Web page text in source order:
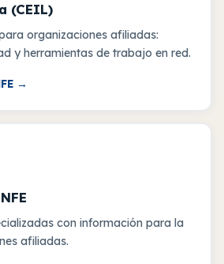
(CEIL)
organizaciones afiliadas:
y herramientas de trabajo en red.
→
con información para la
afiliadas.